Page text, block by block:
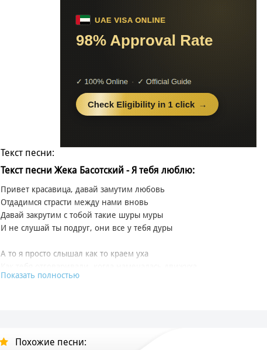
Текст песни:
Текст песни Жека Басотский - Я тебя люблю:
Привет красавица, давай замутим любовь
Отдадимся страсти между нами вновь
Давай закрутим с тобой такие шуры муры
И не слушай ты подруг, они все у тебя дуры
А то я просто слышал как то краем уха
Когда я пригласил тебя на днюху друга
Ты ж я надеюсь не ведёшься на их байки
Показать полностью
Похожие песни: